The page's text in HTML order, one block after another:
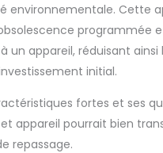
tissus
Sans danger
les types de
repassage et
même les plus
sans avoir à
température
environnementale. Cette
programmée
un appareil, réduisant ainsi
initial.
fortes et ses
appareil pourrait bien
repassage.